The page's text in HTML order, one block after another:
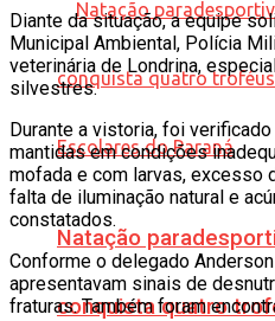
Natação
conquista quatro
Diante da situação, a equipe
Municipal Ambiental, Polícia
veterinária de Londrina,
silvestres.
Durante a vistoria, foi
mantidas em condições
mofada e com larvas, excesso
falta de iluminação natural e
constatados.
Conforme o delegado
apresentavam sinais de
fraturas. Também foram